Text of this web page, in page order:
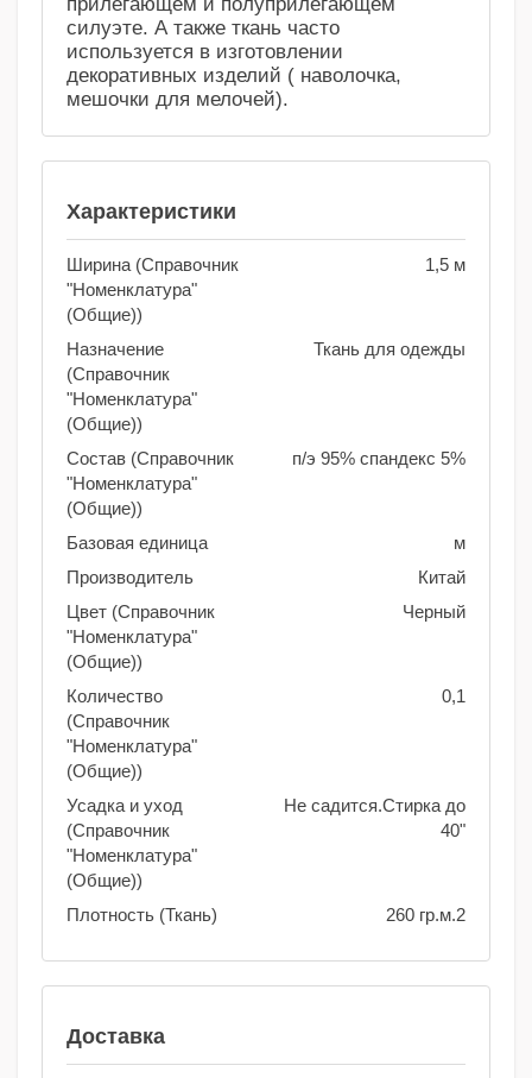
прилегающем и полуприлегающем
силуэте. А также ткань часто
используется в изготовлении
декоративных изделий ( наволочка,
мешочки для мелочей).
Характеристики
Ширина (Справочник
"Номенклатура"
(Общие))
1,5 м
Назначение
(Справочник
"Номенклатура"
(Общие))
Ткань для одежды
Состав (Справочник
"Номенклатура"
(Общие))
п/э 95% спандекс 5%
Базовая единица
м
Производитель
Китай
Цвет (Справочник
"Номенклатура"
(Общие))
Черный
Количество
(Справочник
"Номенклатура"
(Общие))
0,1
Усадка и уход
(Справочник
"Номенклатура"
(Общие))
Не садится.Стирка до
40"
Плотность (Ткань) 260 гр.м.2
Доставка